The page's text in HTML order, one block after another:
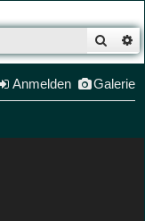
Galerie
Anmelden